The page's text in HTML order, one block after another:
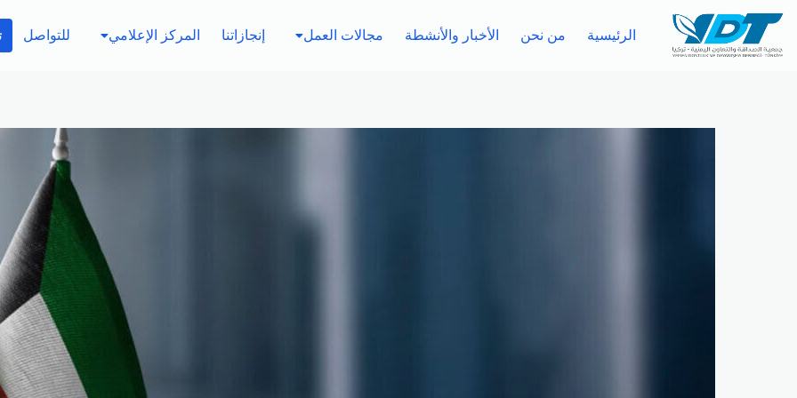
الرئيسية من نحن الأخبار والأنشطة مجالات العمل إنجازاتنا المركز الإعلامي للتواصل